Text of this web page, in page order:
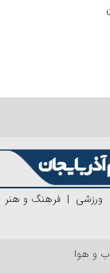
ورزشی | فرهنگ و هنر
و هوا